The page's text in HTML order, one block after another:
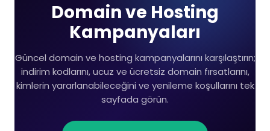
Domain ve Hosting
Kampanyaları
Güncel domain ve hosting kampanyalarını karşılaştırın;
indirim kodlarını, ucuz ve ücretsiz domain fırsatlarını,
kimlerin yararlanabileceğini ve yenileme koşullarını tek
sayfada görün.